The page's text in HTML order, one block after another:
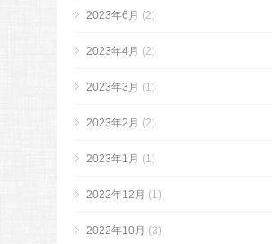
2023年6月 (2)
2023年4月 (2)
2023年3月 (1)
2023年2月 (2)
2023年1月 (1)
2022年12月 (1)
2022年10月 (3)